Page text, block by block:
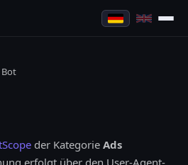
Bot
der Kategorie Ads
erfolgt über den User-Agent-